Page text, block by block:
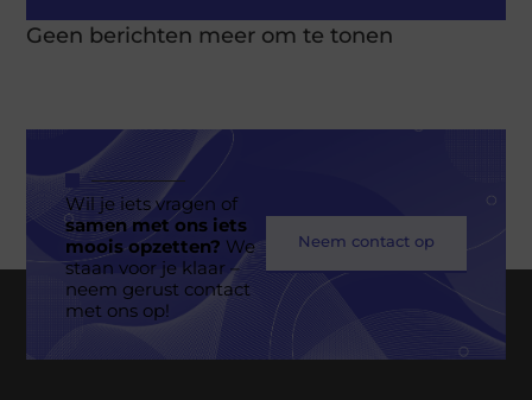
Geen berichten meer om te tonen
Wil je iets vragen of
samen met ons iets
moois opzetten? We
staan voor je klaar –
neem gerust contact
met ons op!
Neem contact op